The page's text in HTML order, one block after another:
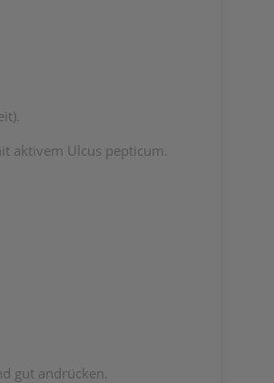
aktivem Ulcus pepticum.
gut andrücken.